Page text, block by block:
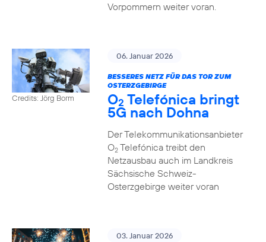
Vorpommern weiter voran.
Credits: Jörg Borm
06. Januar 2026
BESSERES NETZ FÜR DAS TOR ZUM
OSTERZGEBIRGE
O2 Telefónica bringt
5G nach Dohna
Der Telekommunikationsanbieter
O2Telefónica treibt den
Netzausbau auch im Landkreis
Sächsische Schweiz-
Osterzgebirge weiter voran
03. Januar 2026